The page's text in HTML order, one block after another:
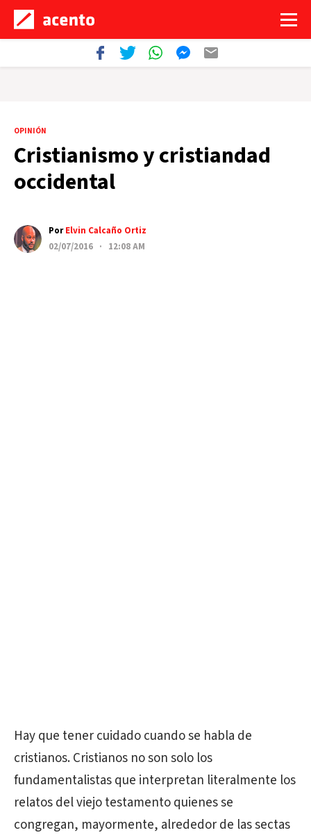
OPINIÓN
Cristianismo y cristiandad
occidental
PorElvin Calcaño Ortiz
02/07/2016 · 12:08 AM
Hay que tener cuidado cuando se habla de
cristianos. Cristianos no son solo los
fundamentalistas que interpretan literalmente los
relatos del viejo testamento quienes se
congregan, mayormente, alrededor de las sectas